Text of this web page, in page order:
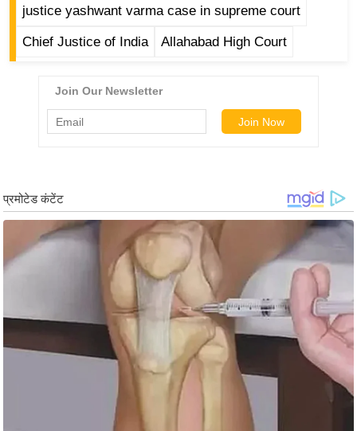
त्य
ज
फ
ज
न
justice yashwant varma case in supreme court
Chief Justice of India Allahabad High Court